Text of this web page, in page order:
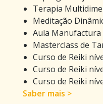
Terapia
Meditação
Aula Manufactura
Masterclass de
Curso de Reiki
Curso de Reiki
Curso de Reiki
Saber mais >